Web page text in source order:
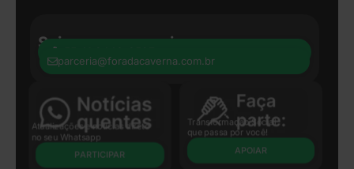
Seja nosso parceiro:
parceria@foradacaverna.com.br
Atualizações e notícias direto
no seu Whatsapp
PARTICIPAR
Transformação Social
que passa por você!
APOIAR